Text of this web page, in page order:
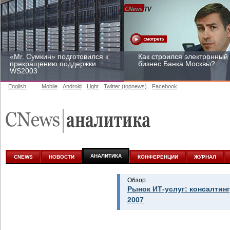
«Mr. Сумкин» подготовился к
прекращению поддержки
WS2003
Как строился электронный
бизнес Банка Москвы?
к аналитике
участвовать
English Mobile Android Light Twitter (topnews) Facebook
CNEWS НОВОСТИ АНАЛИТИКА КОНФЕРЕНЦИИ ЖУРНАЛ
Обзор
Рынок ИТ-услуг:
2007